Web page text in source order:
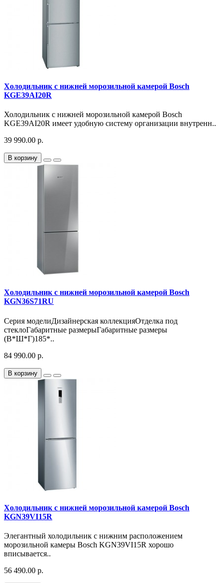
Холодильник с нижней морозильной камерой Bosch
KGE39AI20R
Холодильник с нижней морозильной камерой Bosch
KGE39AI20R имеет удобную систему организации внутренн..
39 990.00 р.
В корзину
Холодильник с нижней морозильной камерой Bosch
KGN36S71RU
Серия моделиДизайнерская коллекцияОтделка под
стеклоГабаритные размерыГабаритные размеры
(В*Ш*Г)185*..
84 990.00 р.
В корзину
Холодильник с нижней морозильной камерой Bosch
KGN39VI15R
Элегантный холодильник с нижним расположением
морозильной камеры Bosch KGN39VI15R хорошо
вписывается..
56 490.00 р.